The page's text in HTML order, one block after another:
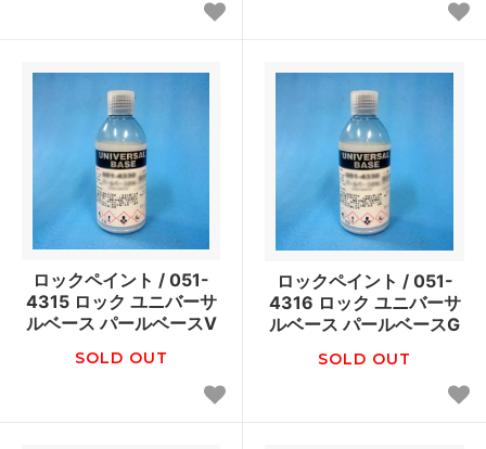
ロックペイント / 051-
4315 ロック ユニバーサ
ルベース パールベースV
SOLD OUT
ロックペイント / 051-
4316 ロック ユニバーサ
ルベース パールベースG
SOLD OUT